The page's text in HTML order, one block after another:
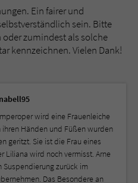
Ein fairer und
sein. Bitte
zumindest als solche
kennzeichnen. Vielen Dank!
wird eine Frauenleiche
Händen und Füßen wurden
geritzt. Sie ist die Frau eines
Liliana wird noch vermisst. Arne
Suspendierung zurück im
Das Besondere an